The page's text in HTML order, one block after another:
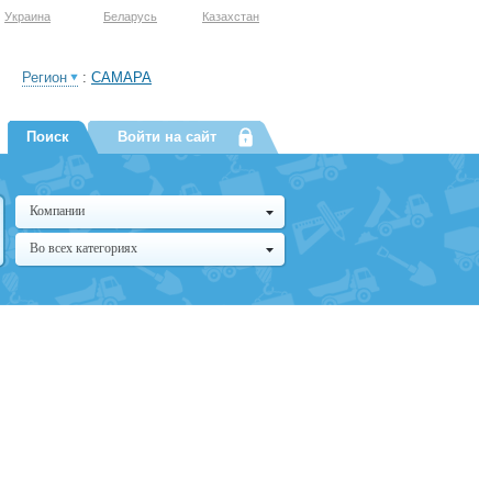
Украина Беларусь Казахстан
Регион : САМАРА
Поиск Войти на сайт
Компании
Во всех категориях